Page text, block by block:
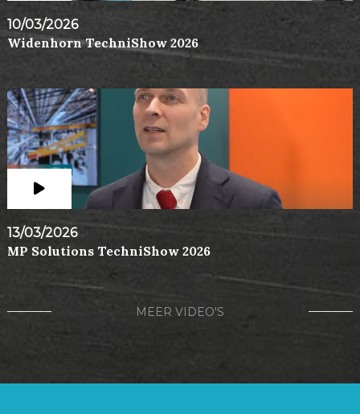
10/03/2026
Widenhorn TechniShow 2026
13/03/2026
MP Solutions TechniShow 2026
MEER VIDEO'S